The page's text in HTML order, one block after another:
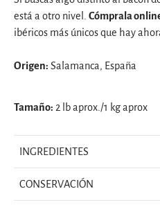
está a otro nivel. Cómprala
ibéricos más únicos que hay
Origen: Salamanca, España
Tamaño: 2 lb aprox./1 kg aprox
INGREDIENTES
CONSERVACIÓN